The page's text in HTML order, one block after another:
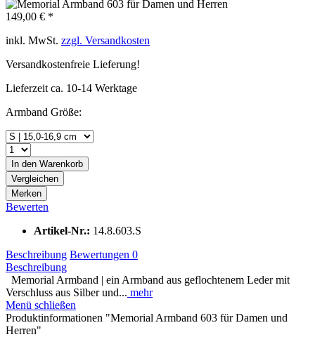
149,00 € *
inkl. MwSt. zzgl. Versandkosten
Versandkostenfreie Lieferung!
Lieferzeit ca. 10-14 Werktage
Armband Größe:
In den Warenkorb
Vergleichen
Merken
Bewerten
Artikel-Nr.: 14.8.603.S
Beschreibung Bewertungen 0
Beschreibung
Memorial Armband | ein Armband aus geflochtenem Leder mit
Verschluss aus Silber und... mehr
Menü schließen
Produktinformationen "Memorial Armband 603 für Damen und
Herren"